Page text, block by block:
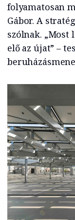
folyamatosan
Gábor. A
szólnak. „Most
elő az újat” –